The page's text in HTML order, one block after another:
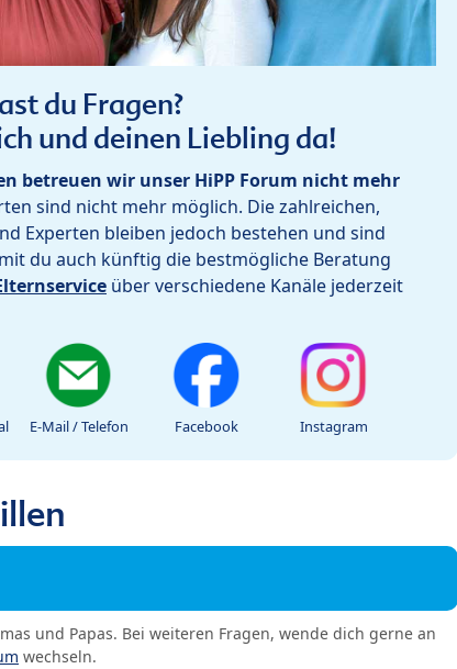
du Fragen?
und deinen Liebling da!
betreuen wir unser HiPP Forum nicht mehr
sind nicht mehr möglich. Die zahlreichen,
Experten bleiben jedoch bestehen und sind
du auch künftig die bestmögliche Beratung
über verschiedene Kanäle jederzeit
E-Mail / Telefon Facebook Instagram
und Papas. Bei weiteren Fragen, wende dich gerne an
wechseln.